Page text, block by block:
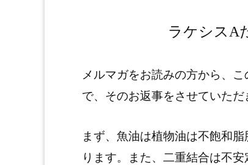
ラケシスA
メルマガをお読みの方から、
で、そのお返事をさせていただ
まず、魚油は植物油は不飽和
ります。また、二重結合は不